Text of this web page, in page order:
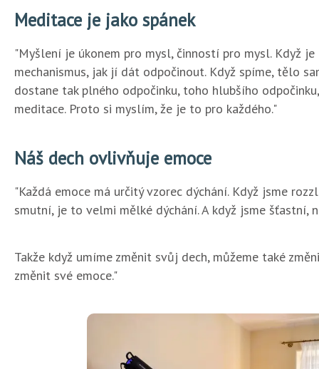
Meditace je jako spánek
"Myšlení je úkonem pro mysl, činností pro mysl. Když
mechanismus, jak jí dát odpočinout. Když spíme, tělo
dostane tak plného odpočinku, toho hlubšího
meditace. Proto si myslím, že je to pro každého."
Náš dech ovlivňuje emoce
"Každá emoce má určitý vzorec dýchání. Když jsme
smutní, je to velmi mělké dýchání. A když jsme šťastní,
Takže když umíme změnit svůj dech, můžeme také
změnit své emoce."